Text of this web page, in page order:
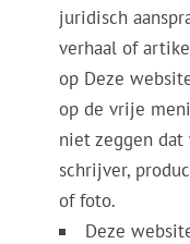
juridisch
verhaal of
op Deze
op de vrije
niet zeggen
schrijver,
of foto.
Deze